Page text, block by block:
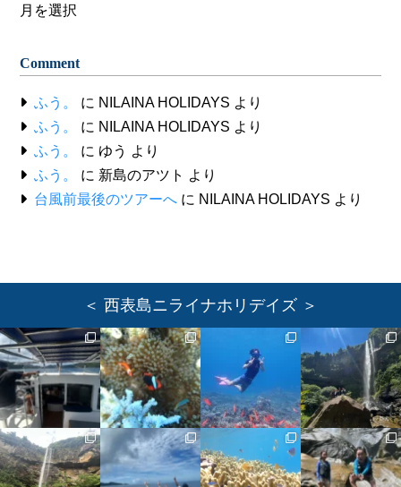
Archive
Comment
ふう。 に NILAINA HOLIDAYS より
ふう。
に NILAINA HOLIDAYS より
ふう。
に ゆう より
ふう。
に 新島のアツト より
台風前最後のツアーへ に NILAINA HOLIDAYS より
＜ 西表島ニライナホリデイズ ＞